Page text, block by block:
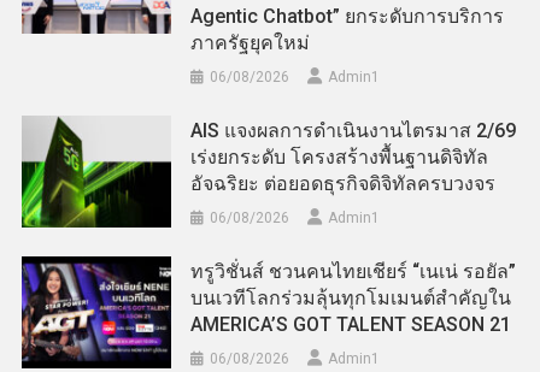
Agentic Chatbot” ยกระดับการบริการ
ภาครัฐยุคใหม่
06/08/2026 Admin​1
AIS แจงผลการดำเนินงานไตรมาส 2/69
เร่งยกระดับ โครงสร้างพื้นฐานดิจิทัล
อัจฉริยะ ต่อยอดธุรกิจดิจิทัลครบวงจร
06/08/2026 Admin​1
ทรูวิชั่นส์ ชวนคนไทยเชียร์ “เนเน่ รอยัล”
บนเวทีโลกร่วมลุ้นทุกโมเมนต์สำคัญใน
AMERICA’S GOT TALENT SEASON 21
06/08/2026 Admin​1